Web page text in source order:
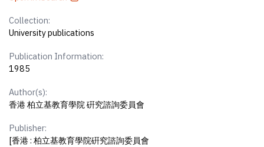
Collection:
University publications
Publication Information:
1985
Author(s):
香港 柏立基教育學院 硏究諮詢委員會
Publisher:
[香港 : 柏立基教育學院硏究諮詢委員會